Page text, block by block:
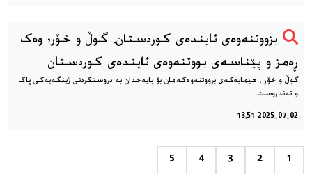
بزووتنه‌وه‌ی ئاینده‌ی کوردستان، گوڵ و خۆر, وه‌ک
ڕه‌مز و پێناسه‌ی بووتنه‌وه‌ی ئاینده‌ی کوردستان
گوڵ و خۆر ، هێمایه‌که‌ی بزووتنه‌وه‌که‌مان بۆ بایه‌خدان به دروستکردنی ژینگه‌یه‌کی پاک
و ته‌ندروست.
2025-07-02 13:51
1
2
3
4
5